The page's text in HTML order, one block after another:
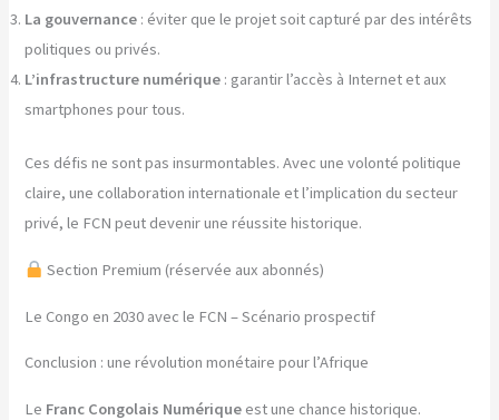
La gouvernance : éviter que le projet soit capturé par des intérêts
politiques ou privés.
L’infrastructure numérique : garantir l’accès à Internet et aux
smartphones pour tous.
Ces défis ne sont pas insurmontables. Avec une volonté politique
claire, une collaboration internationale et l’implication du secteur
privé, le FCN peut devenir une réussite historique.
Section Premium (réservée aux abonnés)
Le Congo en 2030 avec le FCN – Scénario prospectif
Conclusion : une révolution monétaire pour l’Afrique
Le Franc Congolais Numérique est une chance historique.